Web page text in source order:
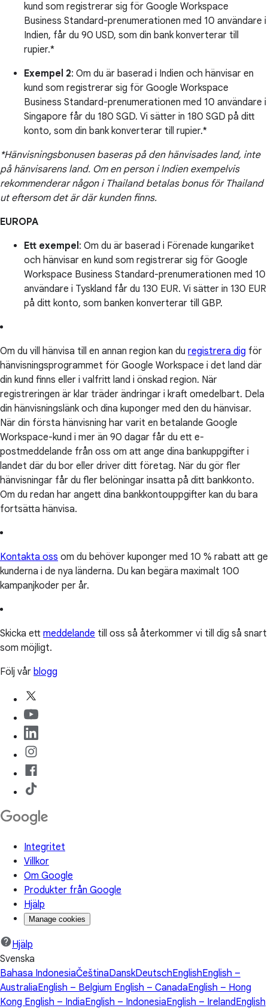
kund som registrerar sig för Google Workspace
Business Standard-prenumerationen med 10 användare i
Indien, får du 90 USD, som din bank konverterar till
rupier.*
Exempel 2: Om du är baserad i Indien och hänvisar en
kund som registrerar sig för Google Workspace
Business Standard-prenumerationen med 10 användare i
Singapore får du 180 SGD. Vi sätter in 180 SGD på ditt
konto, som din bank konverterar till rupier.*
*Hänvisningsbonusen baseras på den hänvisades land, inte
på hänvisarens land. Om en person i Indien exempelvis
rekommenderar någon i Thailand betalas bonus för Thailand
ut eftersom det är där kunden finns.
EUROPA
Ett exempel: Om du är baserad i Förenade kungariket
och hänvisar en kund som registrerar sig för Google
Workspace Business Standard-prenumerationen med 10
användare i Tyskland får du 130 EUR. Vi sätter in 130 EUR
på ditt konto, som banken konverterar till GBP.
Om du vill hänvisa till en annan region kan du registrera dig för
hänvisningsprogrammet för Google Workspace i det land där
din kund finns eller i valfritt land i önskad region. När
registreringen är klar träder ändringar i kraft omedelbart. Dela
din hänvisningslänk och dina kuponger med den du hänvisar.
När din första hänvisning har varit en betalande Google
Workspace-kund i mer än 90 dagar får du ett e-
postmeddelande från oss om att ange dina bankuppgifter i
landet där du bor eller driver ditt företag. När du gör fler
hänvisningar får du fler belöningar insatta på ditt bankkonto.
Om du redan har angett dina bankkontouppgifter kan du bara
fortsätta hänvisa.
Kontakta oss om du behöver kuponger med 10 % rabatt att ge
kunderna i de nya länderna. Du kan begära maximalt 100
kampanjkoder per år.
Skicka ett meddelande till oss så återkommer vi till dig så snart
som möjligt.
Följ vår blogg
Integritet
Villkor
Om Google
Produkter från Google
Hjälp
Manage cookies
Hjälp
Svenska
Bahasa IndonesiaČeštinaDanskDeutschEnglishEnglish –
AustraliaEnglish – Belgium English – CanadaEnglish – Hong
Kong English – IndiaEnglish – IndonesiaEnglish – IrelandEnglish